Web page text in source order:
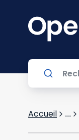
Accueil ...